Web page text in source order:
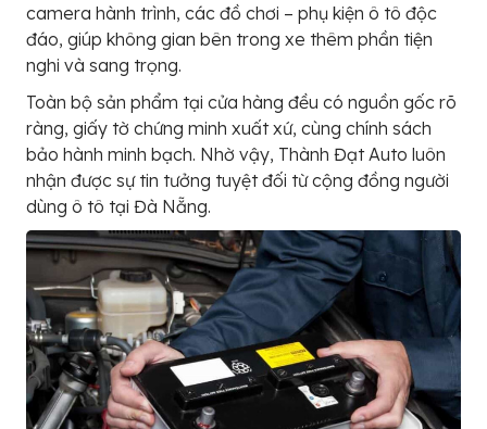
camera hành trình, các đồ chơi – phụ kiện ô tô độc
đáo, giúp không gian bên trong xe thêm phần tiện
nghi và sang trọng.
Toàn bộ sản phẩm tại cửa hàng đều có nguồn gốc rõ
ràng, giấy tờ chứng minh xuất xứ, cùng chính sách
bảo hành minh bạch. Nhờ vậy, Thành Đạt Auto luôn
nhận được sự tin tưởng tuyệt đối từ cộng đồng người
dùng ô tô tại Đà Nẵng.